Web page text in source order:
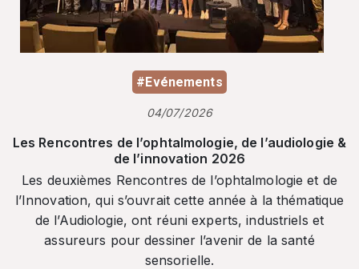
#Evénements
04/07/2026
Les Rencontres de l’ophtalmologie, de l’audiologie &
de l’innovation 2026
Les deuxièmes Rencontres de l’ophtalmologie et de
l’Innovation, qui s’ouvrait cette année à la thématique
de l’Audiologie, ont réuni experts, industriels et
assureurs pour dessiner l’avenir de la santé
sensorielle.